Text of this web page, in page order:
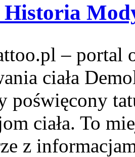
– portal
ciała
poświęcony
ciała. To
z